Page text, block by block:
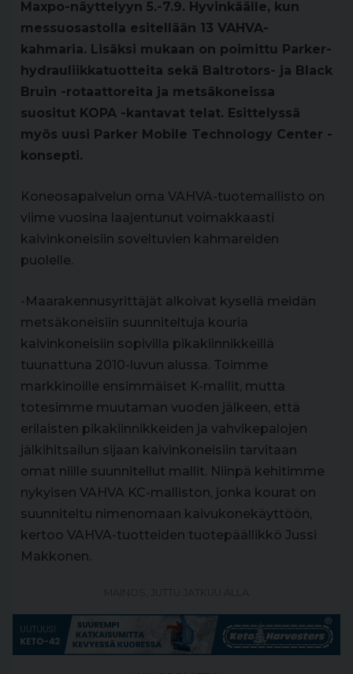
Maxpo-näyttelyyn 5.-7.9. Hyvinkäälle, kun
messuosastolla esitellään 13 VAHVA-
kahmaria. Lisäksi mukaan on poimittu Parker-
hydrauliikkatuotteita sekä Baltrotors- ja Black
Bruin -rotaattoreita ja metsäkoneissa
suositut KOPA -kantavat telat. Esittelyssä
myös uusi Parker Mobile Technology Center -
konsepti.
Koneosapalvelun oma VAHVA-tuotemallisto on
viime vuosina laajentunut voimakkaasti
kaivinkoneisiin soveltuvien kahmareiden
puolelle.
-Maarakennusyrittäjät alkoivat kysellä meidän
metsäkoneisiin suunniteltuja kouria
kaivinkoneisiin sopivilla pikakiinnikkeillä
tuunattuna 2010-luvun alussa. Toimme
markkinoille ensimmäiset K-mallit, mutta
totesimme muutaman vuoden jälkeen, että
erilaisten pikakiinnikkeiden ja vahvikepalojen
jälkihitsailun sijaan kaivinkoneisiin tarvitaan
omat niille suunnitellut mallit. Niinpä kehitimme
nykyisen VAHVA KC-malliston, jonka kourat on
suunniteltu nimenomaan kaivukonekäyttöön,
kertoo VAHVA-tuotteiden tuotepäällikkö Jussi
Makkonen.